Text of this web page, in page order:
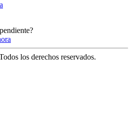
los derechos reservados.